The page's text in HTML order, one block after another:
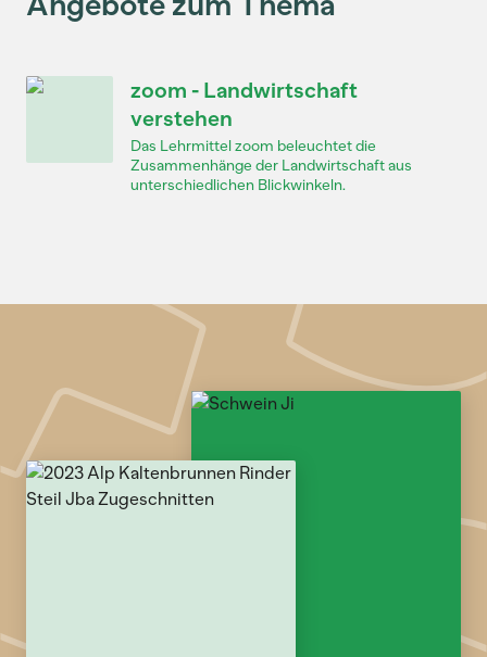
zoom - Landwirtschaft
verstehen
Das Lehrmittel zoom beleuchtet die
Zusammenhänge der Landwirtschaft aus
unterschiedlichen Blickwinkeln.